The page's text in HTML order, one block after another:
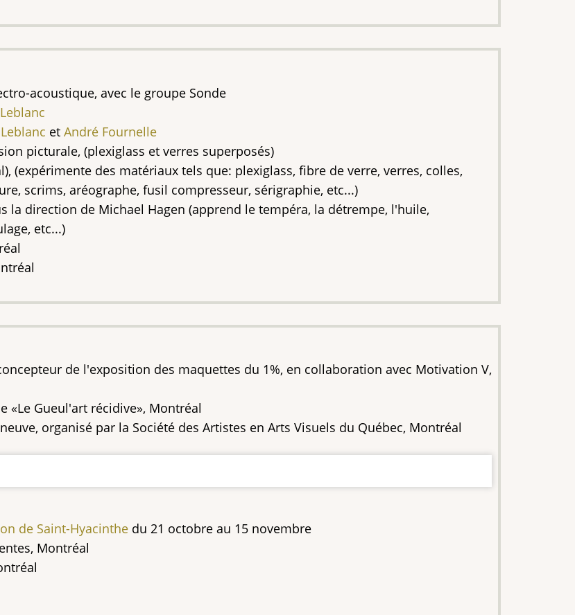
acoustique, avec le groupe Sonde
et André Fournelle
picturale, (plexiglass et verres superposés)
(expérimente des matériaux tels que: plexiglass, fibre de verre, verres, colles,
scrims, aréographe, fusil compresseur, sérigraphie, etc...)
la direction de Michael Hagen (apprend le tempéra, la détrempe, l'huile,
etc...)
de l'exposition des maquettes du 1%, en collaboration avec Motivation V,
«Le Gueul'art récidive», Montréal
organisé par la Société des Artistes en Arts Visuels du Québec, Montréal
de Saint-Hyacinthe du 21 octobre au 15 novembre
Montréal